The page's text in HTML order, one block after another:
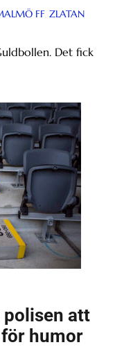
FF,ZLATAN
Det fick
polisen att
humor